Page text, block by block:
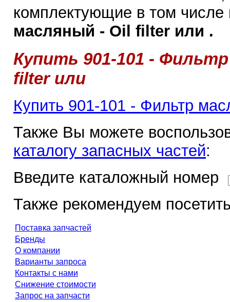
комплектующие в том
масляный - Oil filter или .
Купить 901-101 -
filter или
Купить 901-101 - Фильтр
Также Вы можете
каталогу запасных частей:
Введите каталожный номер
Также рекомендуем
Поставка запчастей
Бренды
О компании
Варианты запроса
Контакты с нами
Снижение стоимости
Запрос на запчасти